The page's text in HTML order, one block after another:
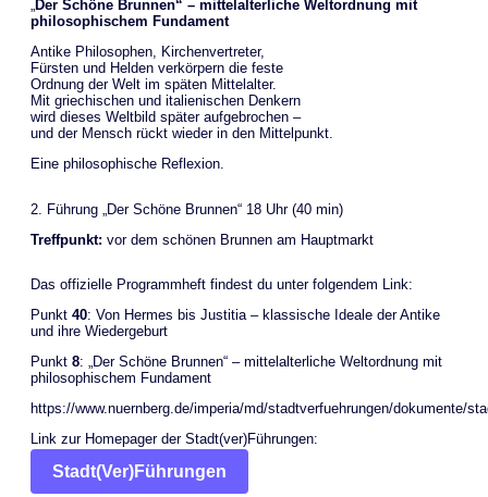
„Der Schöne Brunnen“ – mittelalterliche Weltordnung mit
philosophischem Fundament
Antike Philosophen, Kirchenvertreter,
Fürsten und Helden verkörpern die feste
Ordnung der Welt im späten Mittelalter.
Mit griechischen und italienischen Denkern
wird dieses Weltbild später aufgebrochen –
und der Mensch rückt wieder in den Mittelpunkt.
Eine philosophische Reflexion.
2. Führung „Der Schöne Brunnen“ 18 Uhr (40 min)
Treffpunkt: vor dem schönen Brunnen am Hauptmarkt
Das offizielle Programmheft findest du unter folgendem Link:
Punkt 40: Von Hermes bis Justitia – klassische Ideale der Antike
und ihre Wiedergeburt
Punkt 8: „Der Schöne Brunnen“ – mittelalterliche Weltordnung mit
philosophischem Fundament
https://www.nuernberg.de/imperia/md/stadtverfuehrungen/dokumente/
Link zur Homepager der Stadt(ver)Führungen:
Stadt(Ver)Führungen